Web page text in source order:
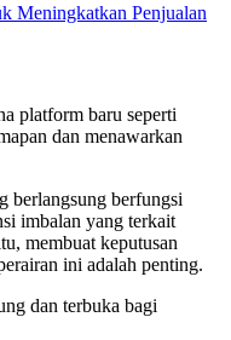
Meningkatkan Penjualan
platform baru seperti
dan menawarkan
berlangsung berfungsi
imbalan yang terkait
membuat keputusan
ini adalah penting.
dan terbuka bagi